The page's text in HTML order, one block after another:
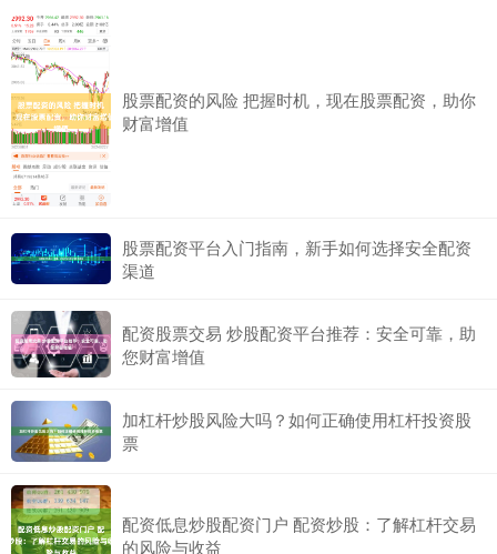
股票配资的风险 把握时机，现在股票配资，助你
财富增值
股票配资平台入门指南，新手如何选择安全配资
渠道
配资股票交易 炒股配资平台推荐：安全可靠，助
您财富增值
加杠杆炒股风险大吗？如何正确使用杠杆投资股
票
配资低息炒股配资门户 配资炒股：了解杠杆交易
的风险与收益